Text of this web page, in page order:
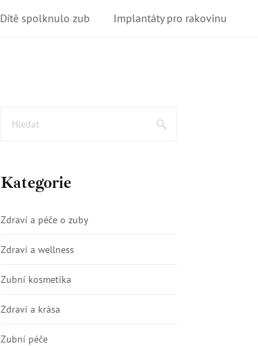
Dítě spolknulo zub Implantáty pro rakovinu
Kategorie
Zdraví a péče o zuby
Zdraví a wellness
Zubní kosmetika
Zdraví a krása
Zubní péče